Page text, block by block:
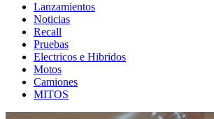
Lanzamientos
Noticias
Recall
Pruebas
Electricos e Hibridos
Motos
Camiones
MITOS